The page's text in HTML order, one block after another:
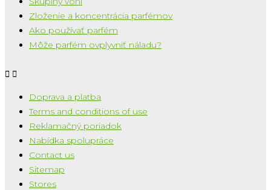
Zloženie a koncentrácia parfémov
Ako používať parfém
Môže parfém ovplyvniť náladu?
 
Doprava a platba
Terms and conditions of use
Reklamačný poriadok
Nabídka spolupráce
Contact us
Sitemap
Stores